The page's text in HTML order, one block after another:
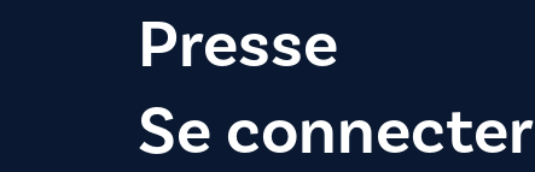
Presse
Se connecter